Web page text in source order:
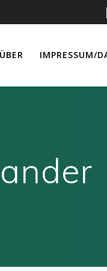
ÜBER IMPRESSUM/